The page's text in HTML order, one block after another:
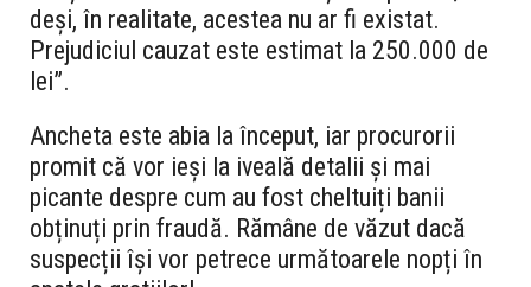
deși, în realitate, acestea nu ar fi existat.
Prejudiciul cauzat este estimat la 250.000 de
lei”.
Ancheta este abia la început, iar procurorii
promit că vor ieși la iveală detalii și mai
picante despre cum au fost cheltuiți banii
obținuți prin fraudă. Rămâne de văzut dacă
suspecții își vor petrece următoarele nopți în